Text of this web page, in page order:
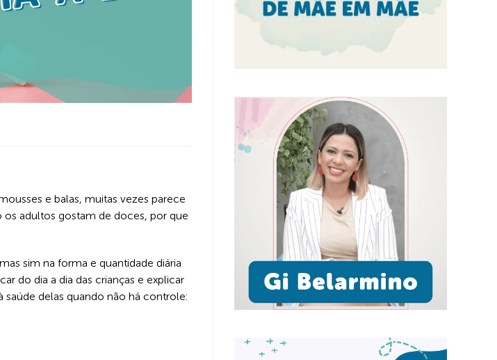
e balas, muitas vezes parece
adultos gostam de doces, por que
sim na forma e quantidade diária
do dia a dia das crianças e explicar
delas quando não há controle: